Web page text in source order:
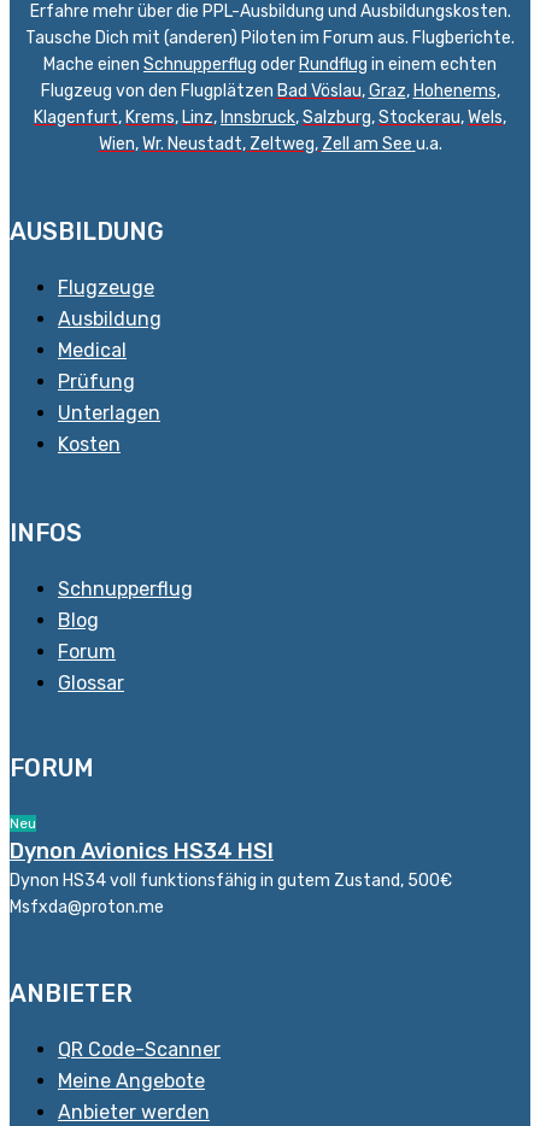
Erfahre mehr über die PPL-Ausbildung und Ausbildungskosten.
Tausche Dich mit (anderen) Piloten im Forum aus. Flugberichte.
Mache einen Schnupperflug oder Rundflug in einem echten
Flugzeug von den Flugplätzen Bad Vöslau,Graz, Hohenems,
Klagenfurt, Krems, Linz, Innsbruck,Salzburg,Stockerau,Wels,
Wien,Wr. Neustadt, Zeltweg, Zell am See u.a.
AUSBILDUNG
Flugzeuge
Ausbildung
Medical
Prüfung
Unterlagen
Kosten
INFOS
Schnupperflug
Blog
Forum
Glossar
FORUM
Neu
Dynon Avionics HS34 HSI
Dynon HS34 voll funktionsfähig in gutem Zustand, 500€
Msfxda@proton.me
ANBIETER
QR Code-Scanner
Meine Angebote
Anbieter werden